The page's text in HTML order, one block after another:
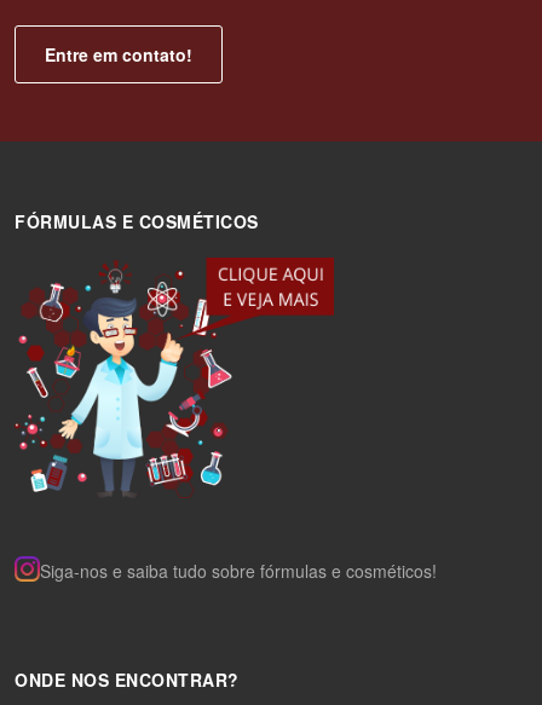
Entre em contato!
FÓRMULAS E COSMÉTICOS
Siga-nos e saiba tudo sobre fórmulas e cosméticos!
ONDE NOS ENCONTRAR?